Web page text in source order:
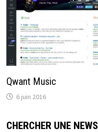
Qwant Music
6 juin 2016
CHERCHER UNE NEWS